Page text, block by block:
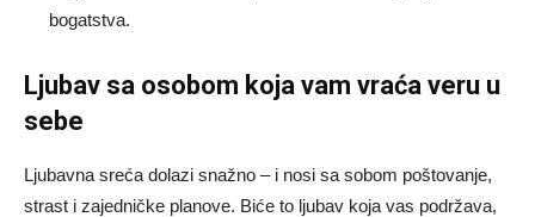
bogatstva.
Ljubav sa osobom koja vam vraća veru u
sebe
Ljubavna sreća dolazi snažno – i nosi sa sobom poštovanje,
strast i zajedničke planove. Biće to ljubav koja vas podržava,